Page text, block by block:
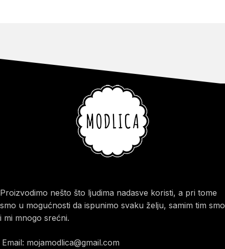
Proizvodimo nešto što ljudima nadasve koristi, a pri tome
smo u mogućnosti da ispunimo svaku želju, samim tim smo
i mi mnogo srećni.
Email: mojamodlica@gmail.com